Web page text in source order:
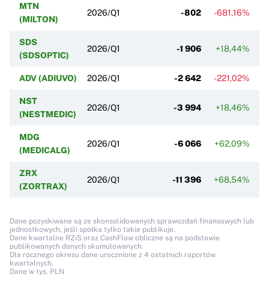
MTN
(MILTON)
2026/Q1 -802 -681,16%
SDS
(SDSOPTIC)
2026/Q1 -1 906 +18,44%
ADV (ADIUVO) 2026/Q1 -2 642 -221,02%
NST
(NESTMEDIC)
2026/Q1 -3 994 +18,46%
MDG
(MEDICALG)
2026/Q1 -6 066 +62,09%
ZRX
(ZORTRAX)
2026/Q1 -11 396 +68,54%
Dane pozyskiwane są ze skonsolidowanych sprawozdań finansowych lub
jednostkowych, jeśli spółka tylko takie publikuje.
Dane kwartalne RZiS oraz CashFlow obliczne są na podstawie
publikowanych danych skumulowanych.
Dla rocznego okresu dane urocznione z 4 ostatnich raportów
kwartalnych.
Dane w tys. PLN